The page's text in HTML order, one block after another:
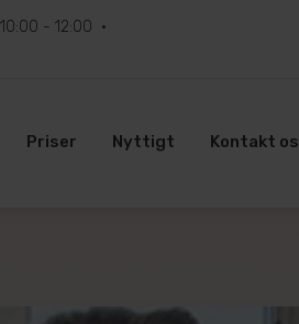
10:00 - 12:00
Priser Nyttigt Kontakt os